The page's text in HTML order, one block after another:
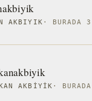
AKBIYIK · BURADA
AKBIYIK ·